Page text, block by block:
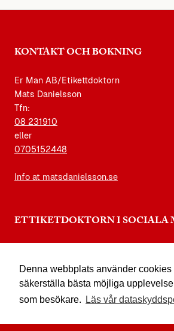
Denna webbplats använder cookies
säkerställa bästa möjliga
som besökare.
Läs vår
KONTAKT OCH BOKNING
Er Man AB/Etikettdoktorn
Mats Danielsson
Tfn:
08 231910
eller
0705152448
Info at matsdanielsson.se
ETTIKETDOKTORN I SOCIALA
facebook.com/etikettdoktorn
youtube.com/etikettdoktorn